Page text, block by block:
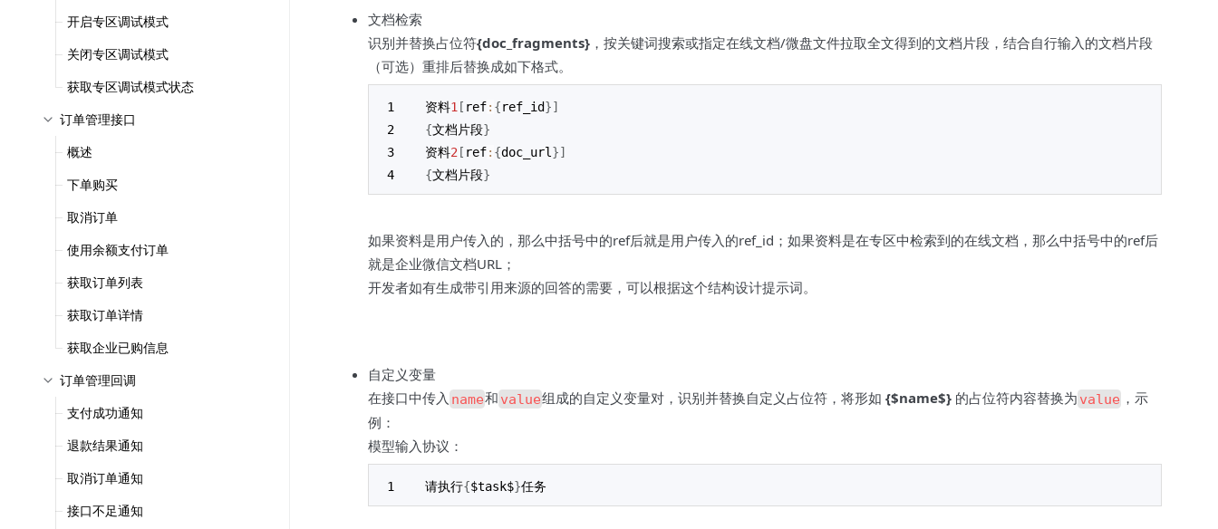
开启专区调试模式
关闭专区调试模式
获取专区调试模式状态
订单管理接口
概述
下单购买
取消订单
使用余额支付订单
获取订单列表
获取订单详情
获取企业已购信息
订单管理回调
支付成功通知
退款结果通知
取消订单通知
接口不足通知
文档检索
识别并替换占位符{doc_fragments} ，按关键词搜索或指定在线文档/微盘文件拉取全文得到的文档片段，结合自行输入的文档片段
（可选）重排后替换成如下格式。
资料1 [ ref: {ref_id}]
{文档片段}
资料2 [ ref: {doc_url }]
{文档片段}
如果资料是用户传入的，那么中括号中的ref后就是用户传入的ref_id；如果资料是在专区中检索到的在线文档，那么中括号中的ref后
就是企业微信文档URL；
开发者如有生成带引用来源的回答的需要，可以根据这个结构设计提示词。
自定义变量
在接口中传入 name和 value组成的自定义变量对，识别并替换自定义占位符，将形如 {$name$} 的占位符内容替换为 value ，示
例：
模型输入协议：
请执行{$task$}任务